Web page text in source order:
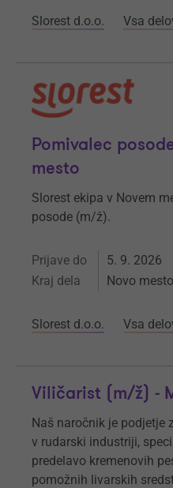
Slorest d.o.o. Vsa
Pomivalec
mesto
Slorest ekipa v Novem
posode (m/ž).
Prijave do 5. 9. 2026
Kraj dela Novo mesto
Slorest d.o.o. Vsa
Viličarist (m/ž) -
Naš naročnik je podjetje
v rudarski industriji,
predelavo kremenovih
pomožnih livarskih